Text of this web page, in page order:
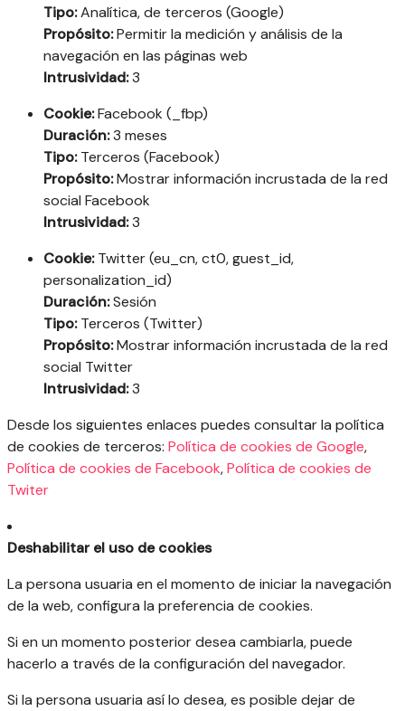
Tipo:Analítica, de terceros (Google)
Propósito:Permitir la medición y análisis de la
navegación en las páginas web
Intrusividad:3
Cookie:Facebook (_fbp)
Duración:3 meses
Tipo:Terceros (Facebook)
Propósito:Mostrar información incrustada de la red
social Facebook
Intrusividad:3
Cookie:Twitter (eu_cn, ct0, guest_id,
personalization_id)
Duración:Sesión
Tipo:Terceros (Twitter)
Propósito:Mostrar información incrustada de la red
social Twitter
Intrusividad:3
Desde los siguientes enlaces puedes consultar la política
de cookies de terceros: Política de cookies de Google,
Política de cookies de Facebook,Política de cookies de
Twiter
Deshabilitar el uso de cookies
La persona usuaria en el momento de iniciar la navegación
de la web, configura la preferencia de cookies.
Si en un momento posterior desea cambiarla, puede
hacerlo a través de la configuración del navegador.
Si la persona usuaria así lo desea, es posible dejar de